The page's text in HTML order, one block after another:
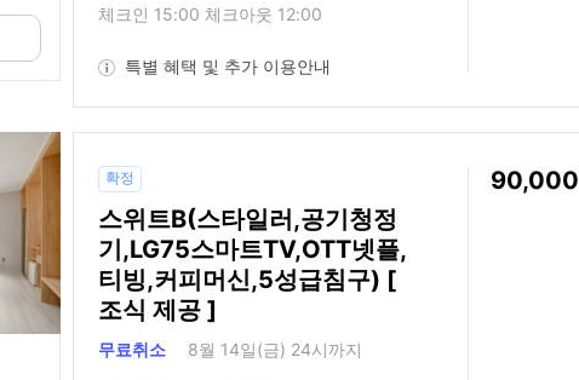
체크인 15:00 체크아웃 12:00
특별 혜택 및 추가 이용안내
확정
스위트B(스타일러,공기청정
기,LG75스마트TV,OTT넷플,
티빙,커피머신,5성급침구) [
조식 제공 ]
무료취소 8월 14일(금) 24시까지
90,000